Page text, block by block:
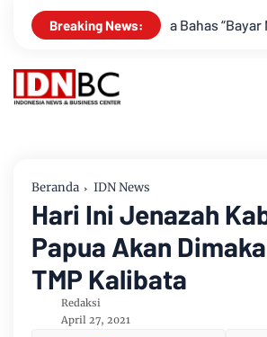
Breaking News:
Diduga Bahas “Bayar Media” untuk
Beranda IDN News
Hari Ini Jenazah
Papua Akan
TMP Kalibata
Redaksi
April 27, 2021